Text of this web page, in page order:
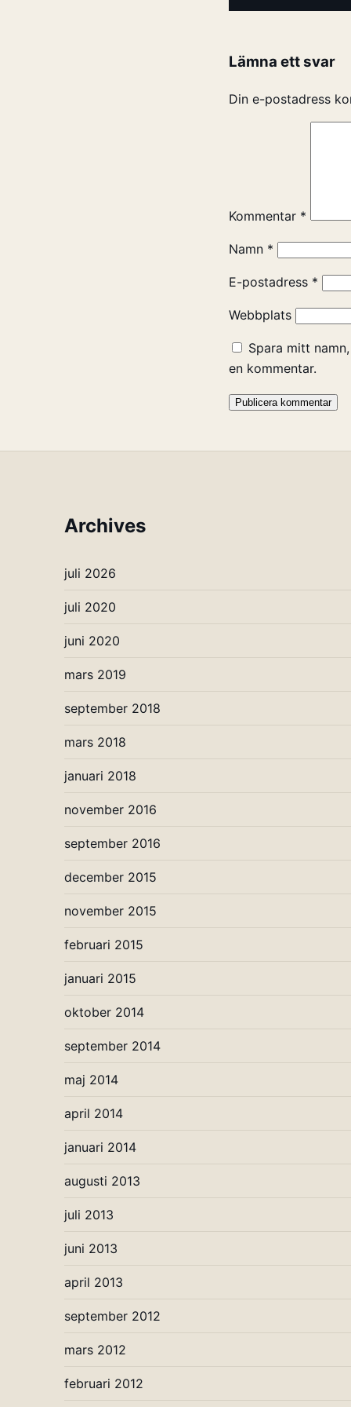
Lämna ett svar
Din e-postadress
Kommentar *
Namn *
E-postadress *
Webbplats
Spara mitt
en kommentar.
Archives
juli 2026
juli 2020
juni 2020
mars 2019
september 2018
mars 2018
januari 2018
november 2016
september 2016
december 2015
november 2015
februari 2015
januari 2015
oktober 2014
september 2014
maj 2014
april 2014
januari 2014
augusti 2013
juli 2013
juni 2013
april 2013
september 2012
mars 2012
februari 2012